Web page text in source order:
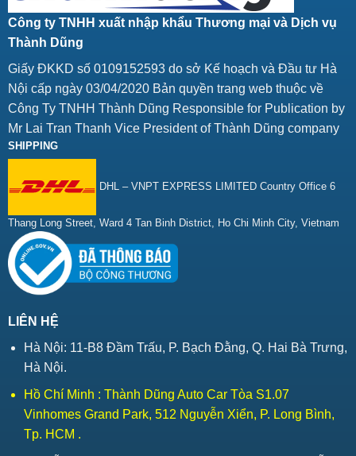
Công ty TNHH xuất nhập khẩu Thương mại và Dịch vụ
Thành Dũng
Giấy ĐKKD số 0109152593 do sở Kế hoạch và Đầu tư Hà
Nội cấp ngày 03/04/2020 Bản quyền trang web thuộc về
Công Ty TNHH Thành Dũng Responsible for Publication by
Mr Lai Tran Thanh Vice President of Thành Dũng company
SHIPPING
DHL – VNPT EXPRESS LIMITED Country Office 6
Thang Long Street, Ward 4 Tan Binh District, Ho Chi Minh City, Vietnam
LIÊN HỆ
Hà Nội: 11-B8 Đầm Trấu, P. Bạch Đằng, Q. Hai Bà Trưng,
Hà Nội.
Hồ Chí Minh : Thành Dũng Auto Car Tòa S1.07
Vinhomes Grand Park, 512 Nguyễn Xiển, P. Long Bình,
Tp. HCM .